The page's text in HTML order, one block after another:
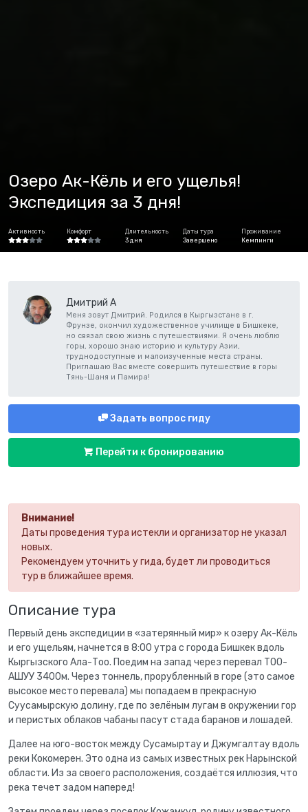
Озеро Ак-Кёль и его ущелья!
Экспедиция за 3 дня!
Активность Комфорт
Длительность
3 дня
Даты тура
Завершено
Проживание
Кемпинги
Внимание!
Даты проведения тура истекли и организатор не указал
новых.
Рекомендуем уточнить у гида, будет ли проводиться
тур в ближайшее время.
Описание тура
Первый день экспедиции в «затерянный мир» к озеру Ак-Кёль
и его ущельям, начнется в 8:00 утра с города Бишкек вдоль
Кыргызского Ала-Тоо. Поедим на запад через перевал ТОО-
АШУУ 3400м. Через тоннель, прорубленный в горе (это самое
высокое место перевала) мы попадаем в прекрасную
Суусамырскую долину, где по зелёным лугам в окружении гор
и перистых облаков чабаны пасут стада баранов и лошадей.
Далее на юго-восток между Сусамыртау и Джумгалтау вдоль
реки Кокомерен. Это одна из самых известных рек Нарынской
области. Из за своего расположения, создаётся иллюзия, что
река течет задом наперед!
Дмитрий А
Меня зовут Дмитрий. Родился в Кыргызстане в г.
Фрунзе, окончил художественное училище в Бишкеке,
но связал свою жизнь с путешествиями. Я очень люблю
горы, хорошо знаю историю и культуру Азии,
труднодоступные и малоизученные места страны.
Приглашаю Вас вместе совершить путешествие в горы
Тянь-Шаня и Памира!
Задать вопрос гиду
Перейти к бронированию